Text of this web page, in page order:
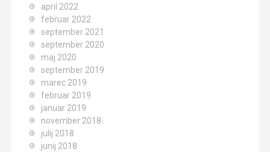
april 2022
februar 2022
september 2021
september 2020
maj 2020
september 2019
marec 2019
februar 2019
januar 2019
november 2018
julij 2018
junij 2018